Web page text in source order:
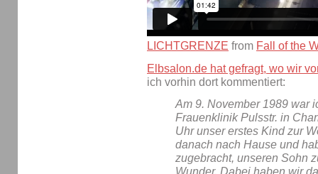
LICHTGRENZE from Fall of the
Elbsalon.de hat gefragt, wo wir
ich vorhin dort kommentiert:
Am 9. November 1989 war
Frauenklinik Pulsstr. in
Uhr unser erstes Kind zur
danach nach Hause und
zugebracht, unseren Sohn